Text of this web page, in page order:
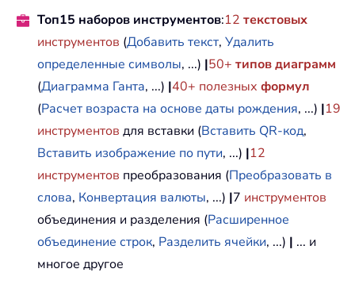
Топ15 наборов инструментов:12 текстовых
инструментов (Добавить текст, Удалить
определенные символы, ...) |50+ типов диаграмм
(Диаграмма Ганта, ...) |40+ полезных формул
(Расчет возраста на основе даты рождения, ...) |19
инструментов для вставки (Вставить QR-код,
Вставить изображение по пути, ...) |12
инструментов преобразования (Преобразовать в
слова, Конвертация валюты, ...) |7 инструментов
объединения и разделения (Расширенное
объединение строк, Разделить ячейки, ...) | ... и
многое другое